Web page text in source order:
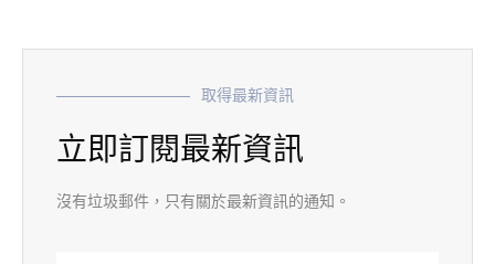
取得最新資訊
立即訂閱最新資訊
沒有垃圾郵件，只有關於最新資訊的通知。